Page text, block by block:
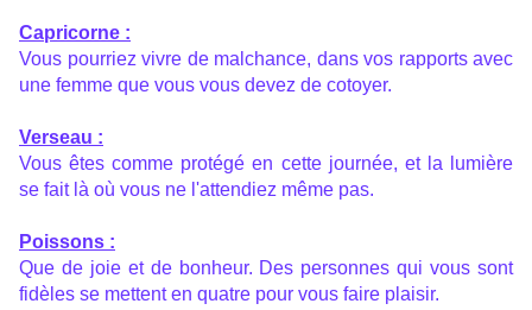
Capricorne :
Vous pourriez vivre de malchance, dans vos rapports avec
une femme que vous vous devez de cotoyer.
Verseau :
Vous êtes comme protégé en cette journée, et la lumière
se fait là où vous ne l'attendiez même pas.
Poissons :
Que de joie et de bonheur. Des personnes qui vous sont
fidèles se mettent en quatre pour vous faire plaisir.